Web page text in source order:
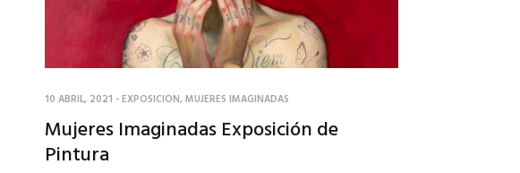
10 ABRIL, 2021 -EXPOSICION,MUJERES IMAGINADAS
Mujeres Imaginadas Exposición de
Pintura